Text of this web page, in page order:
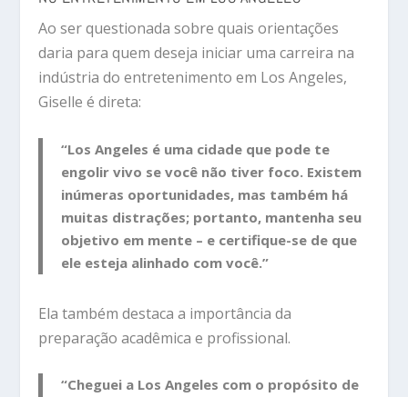
Ao ser questionada sobre quais orientações
daria para quem deseja iniciar uma carreira na
indústria do entretenimento em Los Angeles,
Giselle é direta:
“Los Angeles é uma cidade que pode te
engolir vivo se você não tiver foco. Existem
inúmeras oportunidades, mas também há
muitas distrações; portanto, mantenha seu
objetivo em mente – e certifique-se de que
ele esteja alinhado com você.”
Ela também destaca a importância da
preparação acadêmica e profissional.
“Cheguei a Los Angeles com o propósito de